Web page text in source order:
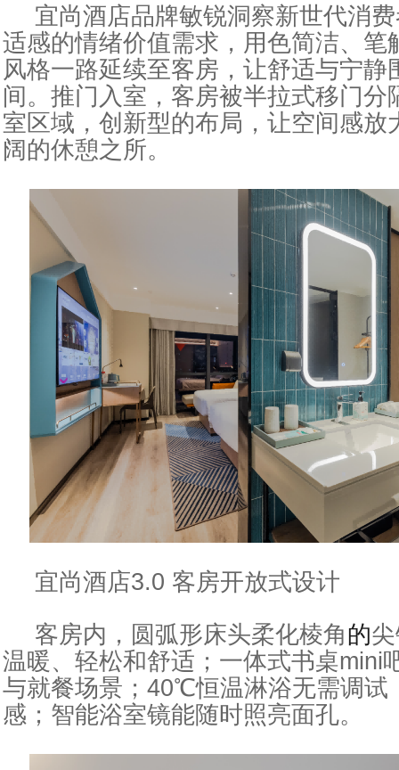
宜尚酒店品牌敏锐洞察新世代消
适感的情绪价值需求，用色简洁、笔
风格一路延续至客房，让舒适与宁静
间。推门入室，客房被半拉式移门分
室区域，创新型的布局，让空间感放
阔的休憩之所。
宜尚酒店3.0 客房开放式设计
客房内，圆弧形床头柔化棱角的
温暖、轻松和舒适；一体式书桌mini
与就餐场景；40℃恒温淋浴无需调试
感；智能浴室镜能随时照亮面孔。